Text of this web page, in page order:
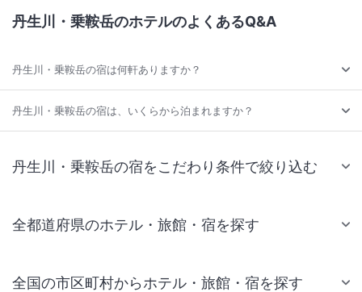
丹生川・乗鞍岳のホテルのよくあるQ&A
丹生川・乗鞍岳の宿は何軒ありますか？
丹生川・乗鞍岳の宿は、いくらから泊まれますか？
丹生川・乗鞍岳の宿をこだわり条件で絞り込む
全都道府県のホテル・旅館・宿を探す
全国の市区町村からホテル・旅館・宿を探す